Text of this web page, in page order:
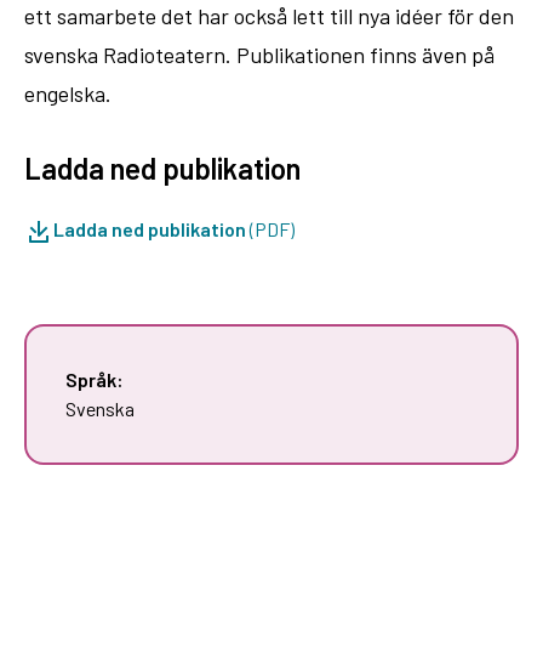
ett samarbete det har också lett till nya idéer för den
svenska Radioteatern. Publikationen finns även på
engelska.
Ladda ned publikation
Ladda ned publikation(PDF)
Språk:
Svenska